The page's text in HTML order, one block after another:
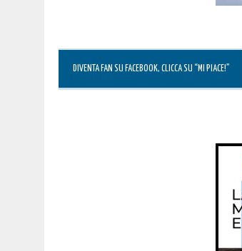
DIVENTA FAN SU FACEBOOK, CLICCA SU “MI PIACE!”